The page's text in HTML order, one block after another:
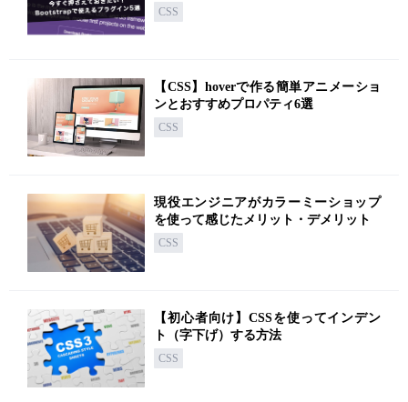
CSS
【CSS】hoverで作る簡単アニメーショ
ンとおすすめプロパティ6選
CSS
現役エンジニアがカラーミーショップ
を使って感じたメリット・デメリット
CSS
【初心者向け】CSSを使ってインデン
ト（字下げ）する方法
CSS